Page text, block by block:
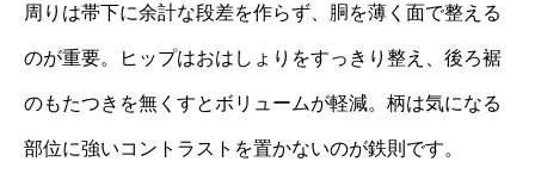
周りは帯下に余計な段差を作らず、胴を薄く面で整える
のが重要。ヒップはおはしょりをすっきり整え、後ろ裾
のもたつきを無くすとボリュームが軽減。柄は気になる
部位に強いコントラストを置かないのが鉄則です。